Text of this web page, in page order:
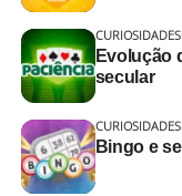
E aí? Curtiu as
Busca por
A ferramenta de
app principal do
aplicativos do
CURIOSIDADES
Evolução
secular
CURIOSIDADES
Bingo e